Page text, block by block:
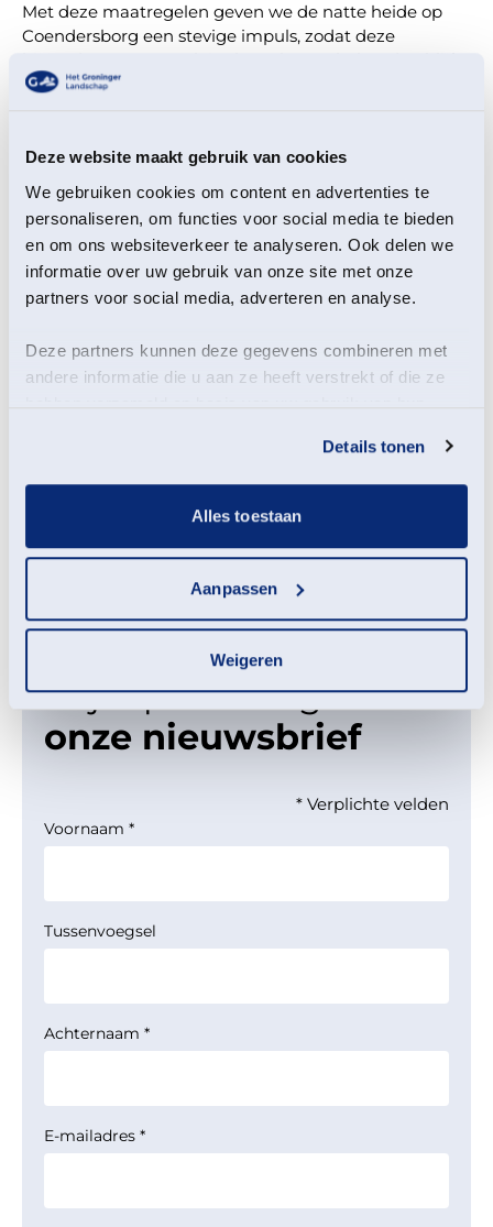
Deze website maakt gebruik van cookies
We gebruiken cookies om content en advertenties te
personaliseren, om functies voor social media te bieden
en om ons websiteverkeer te analyseren. Ook delen we
informatie over uw gebruik van onze site met onze
partners voor social media, adverteren en analyse.
Deze partners kunnen deze gegevens combineren met
andere informatie die u aan ze heeft verstrekt of die ze
Details tonen
Alles toestaan
Aanpassen
Weigeren
Met deze maatregelen geven we de natte heide op
Coendersborg een stevige impuls, zodat deze
werkzaamheden? Neem dan contact op met
natuurbeheerder Bert Speelman.
Telefoonnummer : 06-13886877
e-mailadres: b.speelman@groningerlandschap.nl
Landschap en wordt gefinancierd met steun van de
Provincie Groningen vanuit hetProvinciaal
Blijf op de hoogtemet
onze nieuwsbrief
* Verplichte velden
Voornaam *
Tussenvoegsel
Achternaam *
E-mailadres *